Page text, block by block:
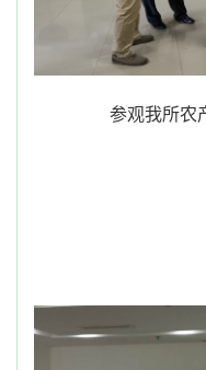
参观我所农